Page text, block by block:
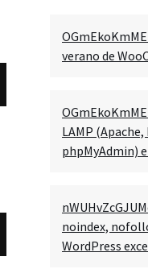
verano de
LAMP (Apache,
phpMyAdmin)
noindex,
WordPress